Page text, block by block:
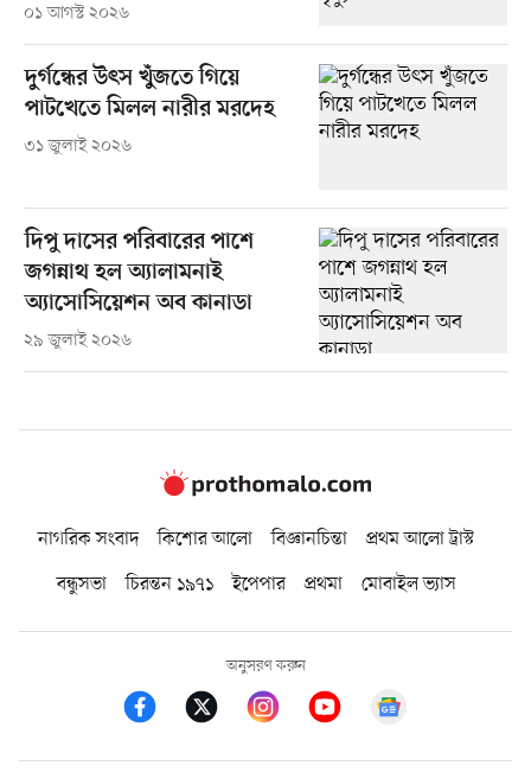
০১ আগস্ট ২০২৬
দুর্গন্ধের উৎস খুঁজতে গিয়ে
পাটখেতে মিলল নারীর মরদেহ
৩১ জুলাই ২০২৬
দিপু দাসের পরিবারের পাশে
জগন্নাথ হল অ্যালামনাই
অ্যাসোসিয়েশন অব কানাডা
২৯ জুলাই ২০২৬
নাগরিক সংবাদ কিশোর আলো বিজ্ঞানচিন্তা
প্রথম আলো ট্রাস্ট
বন্ধুসভা
চিরন্তন ১৯৭১ ইপেপার প্রথমা মোবাইল ভ্যাস
অনুসরণ করুন